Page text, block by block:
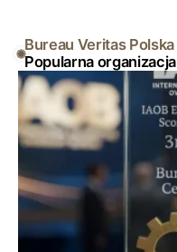
Popularna organizacja
Bureau Veritas Polska